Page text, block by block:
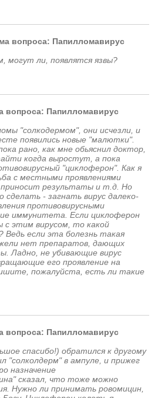
вопроса: Папилломавирус
могут ли, появлятся язвы?
вопроса: Папилломавирус
"солкодермом", они исчезли, и
появились новые "малютки".
рано, как мне обьяснил доктор,
когда выростут, а пока
"циклоферон". Как я
с местными проявлениями
приносит результаты и т.д. Но
сделать - загнать вирус далеко-
противовирусными
иммунитета. Если циклоферон
с этим вирусом, то какой
если эта болезнь такая
нет препаратов, дающих
Ладно, не убивающие вирус
его проявление на
пожалуйста, есть ли такие
вопроса: Папилломавирус
спасибо!) обратился к другому
"солколдерм" в ампуле, и прижег
назначение
сказал, что тоже можно
Нужно ли принимать ровомицин,